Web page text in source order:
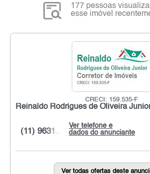
177 pessoas
esse imóvel
CRECI: 159.535-F
Ver telefone e
dados do anunciante
(11) 9631...
Ver todas ofertas deste